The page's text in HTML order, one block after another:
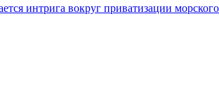
интрига вокруг приватизации